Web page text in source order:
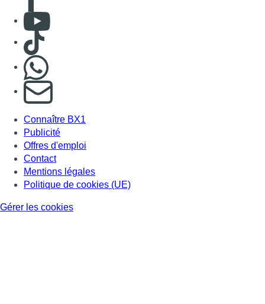
Consulter Youtube
Consulter TikTok
S'abonner à notre newsletter
Connaître BX1
Publicité
Offres d'emploi
Contact
Mentions légales
Politique de cookies (UE)
Gérer les cookies